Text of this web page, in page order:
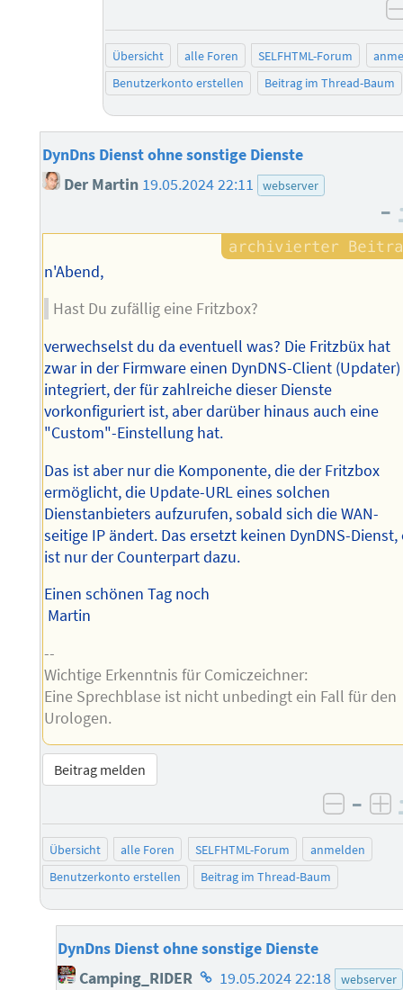
Übersicht alle Foren SELFHTML-Forum
Benutzerkonto erstellen
Beitrag im Thread-Baum
DynDns Dienst ohne sonstige Dienste
Der Martin 19.05.2024 22:11 webserver
–
n'Abend,
Hast Du zufällig eine Fritzbox?
verwechselst du da eventuell was? Die Fritzbüx hat
zwar in der Firmware einen DynDNS-Client (Updater)
integriert, der für zahlreiche dieser Dienste
vorkonfiguriert ist, aber darüber hinaus auch eine
"Custom"-Einstellung hat.
Das ist aber nur die Komponente, die der Fritzbox
ermöglicht, die Update-URL eines solchen
Dienstanbieters aufzurufen, sobald sich die WAN-
seitige IP ändert. Das ersetzt keinen DynDNS-Dienst,
ist nur der Counterpart dazu.
Einen schönen Tag noch
Martin
--
Wichtige Erkenntnis für Comiczeichner:
Eine Sprechblase ist nicht unbedingt ein Fall für den
Urologen.
Beitrag melden
–
Übersicht alle Foren SELFHTML-Forum
anmelden
Benutzerkonto erstellen
Beitrag im Thread-Baum
DynDns Dienst ohne sonstige Dienste
Camping_RIDER Homepage
19.05.2024 22:18 webserver